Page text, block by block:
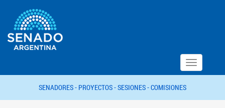
Toggle
navigation
SENADORES - PROYECTOS -SESIONES -COMISIONES